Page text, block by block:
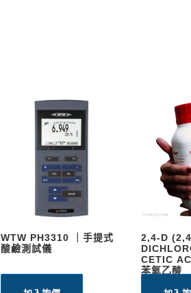
WTW PH3310 ｜手提式
酸鹼測試儀
2,4-D
CETIC
苯氧乙酸